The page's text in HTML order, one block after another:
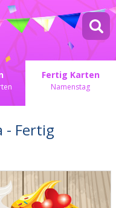
Fertig Karten
Namenstag
- Fertig